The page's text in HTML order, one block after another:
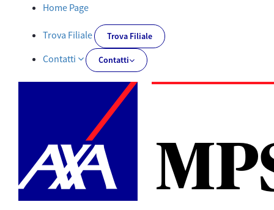
Documentazione obbligatoria | AXA MPS Financial - AXA-
Home Page
Trova Filiale Trova Filiale
Contatti Contatti